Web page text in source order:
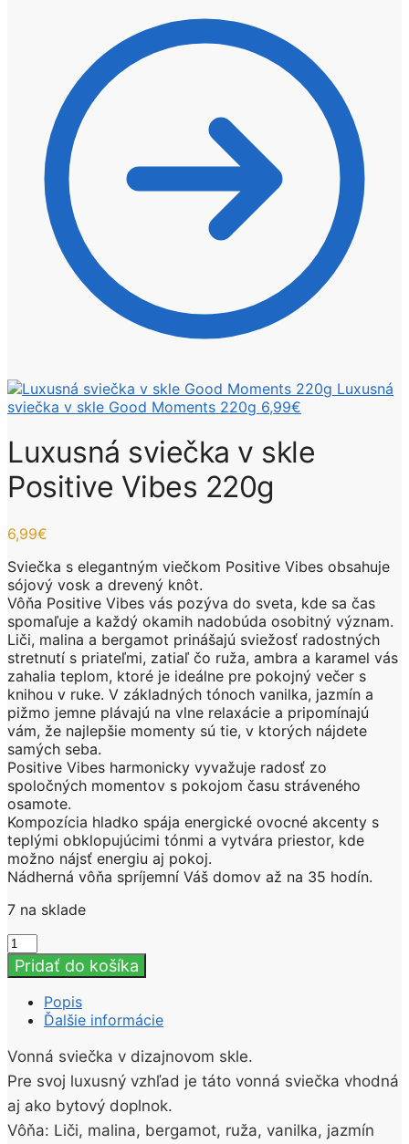
Luxusná
sviečka v skle Good Moments 220g 6,99€
Luxusná sviečka v skle
Positive Vibes 220g
6,99€
Sviečka s elegantným viečkom Positive Vibes obsahuje
sójový vosk a drevený knôt.
Vôňa Positive Vibes vás pozýva do sveta, kde sa čas
spomaľuje a každý okamih nadobúda osobitný význam.
Liči, malina a bergamot prinášajú sviežosť radostných
stretnutí s priateľmi, zatiaľ čo ruža, ambra a karamel vás
zahalia teplom, ktoré je ideálne pre pokojný večer s
knihou v ruke. V základných tónoch vanilka, jazmín a
pižmo jemne plávajú na vlne relaxácie a pripomínajú
vám, že najlepšie momenty sú tie, v ktorých nájdete
samých seba.
Positive Vibes harmonicky vyvažuje radosť zo
spoločných momentov s pokojom času stráveného
osamote.
Kompozícia hladko spája energické ovocné akcenty s
teplými obklopujúcimi tónmi a vytvára priestor, kde
možno nájsť energiu aj pokoj.
Nádherná vôňa spríjemní Váš domov až na 35 hodín.
7 na sklade
množstvo
Luxusná
sviečka
Positive
Vibes
220g
Pridať do košíka
Popis
Ďalšie informácie
Vonná sviečka v dizajnovom skle.
Pre svoj luxusný vzhľad je táto vonná sviečka vhodná
aj ako bytový doplnok.
Vôňa: Liči, malina, bergamot, ruža, vanilka, jazmín